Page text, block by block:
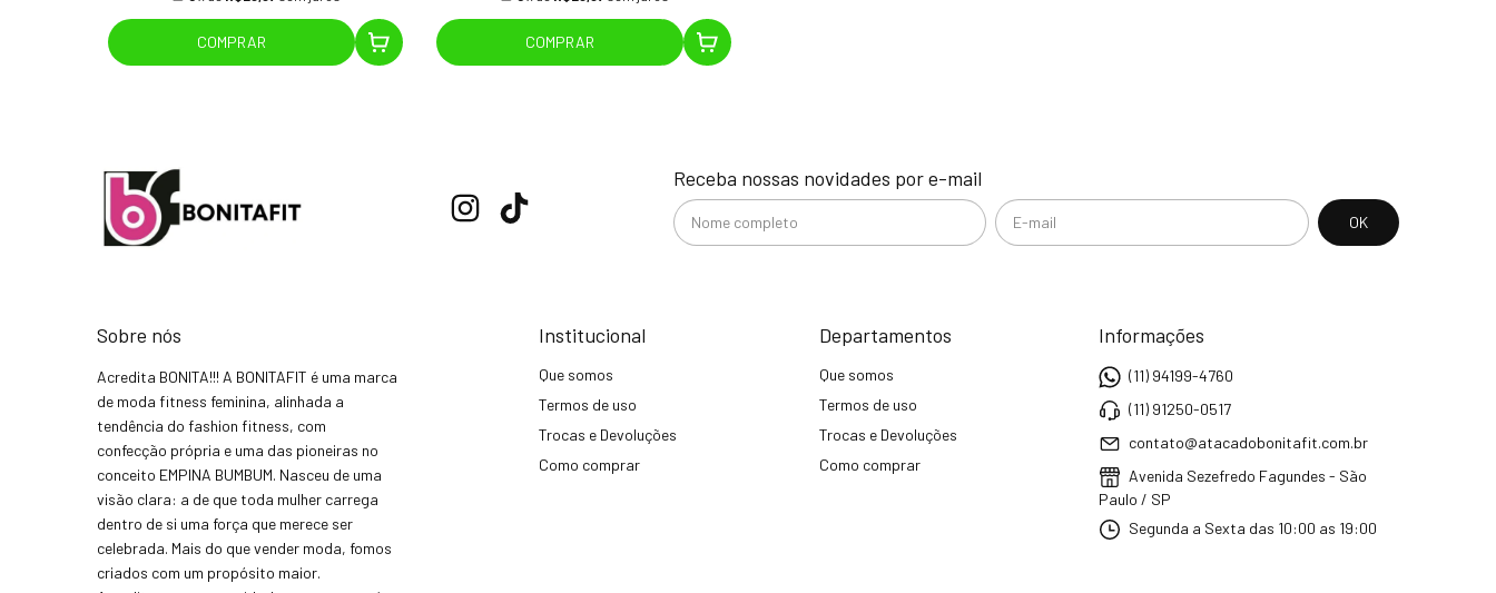
COMPRAR COMPRAR
Receba nossas novidades por e-mail
Sobre nós
Acredita BONITA!!! A BONITAFIT é uma marca
de moda fitness feminina, alinhada a
tendência do fashion fitness, com
confecção própria e uma das pioneiras no
conceito EMPINA BUMBUM. Nasceu de uma
visão clara: a de que toda mulher carrega
dentro de si uma força que merece ser
celebrada. Mais do que vender moda, fomos
criados com um propósito maior.
Institucional
Que somos
Termos de uso
Trocas e Devoluções
Como comprar
Departamentos
Que somos
Termos de uso
Trocas e Devoluções
Como comprar
Informações
(11) 94199-4760
(11) 91250-0517
contato@atacadobonitafit.com.br
Avenida Sezefredo Fagundes - São
Paulo / SP
Segunda a Sexta das 10:00 as 19:00